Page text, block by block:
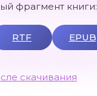
фрагмент книги:
RTF EPUB
скачивания